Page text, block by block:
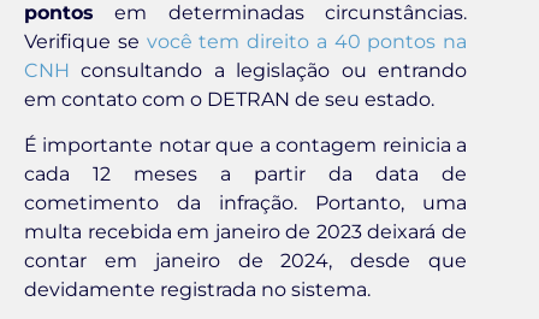
pontos em determinadas circunstâncias.
Verifique se você tem direito a 40 pontos na
CNH consultando a legislação ou entrando
em contato com o DETRAN de seu estado.
É importante notar que a contagem reinicia a
cada 12 meses a partir da data de
cometimento da infração. Portanto, uma
multa recebida em janeiro de 2023 deixará de
contar em janeiro de 2024, desde que
devidamente registrada no sistema.